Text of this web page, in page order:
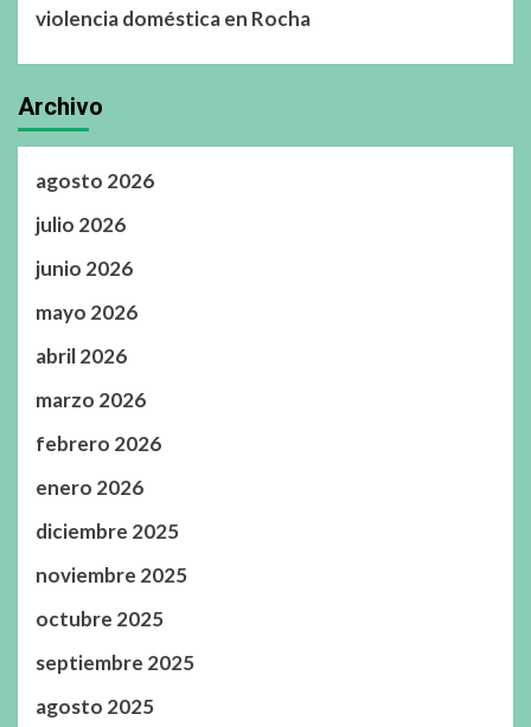
violencia doméstica en Rocha
Archivo
agosto 2026
julio 2026
junio 2026
mayo 2026
abril 2026
marzo 2026
febrero 2026
enero 2026
diciembre 2025
noviembre 2025
octubre 2025
septiembre 2025
agosto 2025